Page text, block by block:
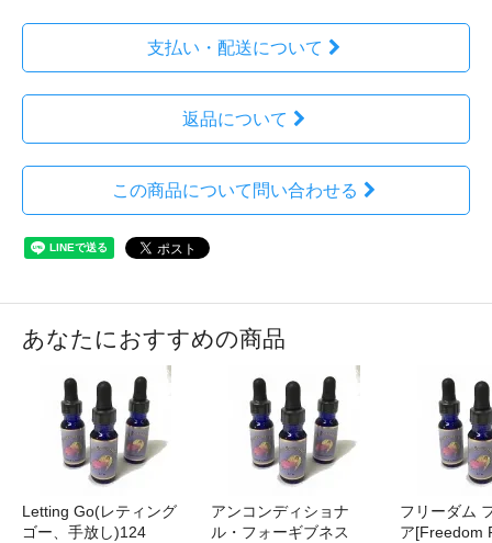
支払い・配送について
返品について
この商品について問い合わせる
あなたにおすすめの商品
Letting Go(レティング
ゴー、手放し)124
アンコンディショナ
ル・フォーギブネス
フリーダム
ア[Freedom